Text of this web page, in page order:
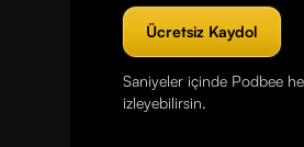
Ücretsiz Kaydol
Saniyeler içinde Podbee
izleyebilirsin.